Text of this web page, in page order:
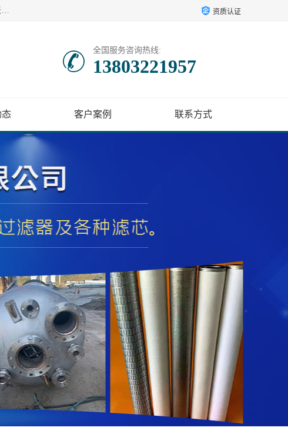
廊坊盛耀过滤设备有限公司主营产品：液氨过滤器、沼气过滤器、氨气分离器、二氧化碳过滤器、过滤器、液氨氨气过滤器、天然气过滤器、管道过滤器、*过滤器、液氨除油除水过滤器、氨气除油除水过滤器、焦炉煤气除焦油过滤器等。 资质认证
全国服务咨询热线:
13803221957
态 客户案例 联系方式